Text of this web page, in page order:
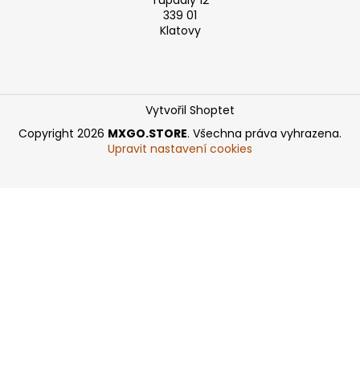
339 01
Klatovy
Vytvořil Shoptet
Copyright 2026 MXGO.STORE. Všechna práva vyhrazena.
Upravit nastavení cookies